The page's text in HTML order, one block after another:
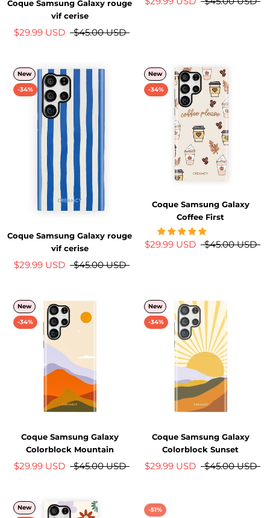
Coque Samsung Galaxy rouge
vif cerise
$29.99 USD $45.00 USD
New
-34%
Coque Samsung Galaxy rouge
vif cerise
$29.99 USD $45.00 USD
New
-34%
Coque Samsung Galaxy
Coffee First
$29.99 USD $45.00 USD
New
-34%
Coque Samsung Galaxy
Colorblock Mountain
$29.99 USD $45.00 USD
New
-34%
Coque Samsung Galaxy
Colorblock Sunset
$29.99 USD $45.00 USD
New
-51%